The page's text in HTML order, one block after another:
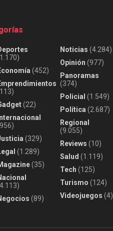
(452)
(22)
Internacional
(329)
(1.289)
(35)
(89)
Noticias (4.284)
Opinión (977)
Panoramas
(374)
Policial (1.549)
Política (2.687)
Regional
(9.055)
Reviews (10)
Salud (1.119)
Tech (125)
Turismo (124)
Videojuegos (4)